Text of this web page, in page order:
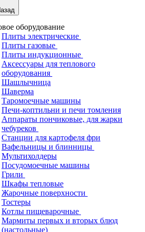
оборудование
Плиты электрические
Плиты газовые
Плиты индукционные
Аксессуары для теплового
оборудования
Шашлычница
Шаверма
Таромоечные машины
Печи-коптильни и печи томления
Аппараты пончиковые, для жарки
чебуреков
Станции для картофеля фри
Вафельницы и блинницы
Мультихолдеры
Посудомоечные машины
Грили
Шкафы тепловые
Жарочные поверхности
Тостеры
Котлы пищеварочные
Мармиты первых и вторых блюд
(настольные)